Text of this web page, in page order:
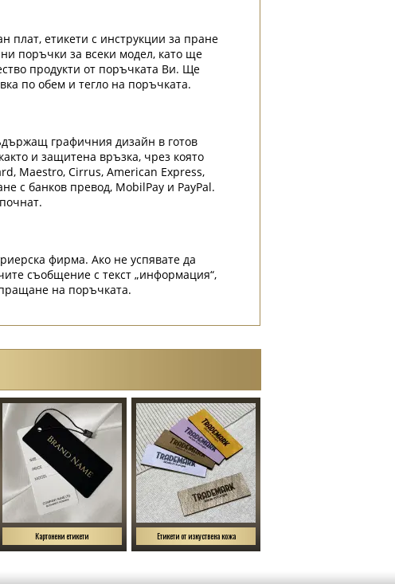
плат, етикети с инструкции за пране
поръчки за всеки модел, като ще
продукти от поръчката Ви. Ще
по обем и тегло на поръчката.
графичния дизайн в готов
и защитена връзка, чрез която
Maestro, Cirrus, American Express,
с банков превод, MobilPay и PayPal.
фирма. Ако не успявате да
съобщение с текст „информация“,
на поръчката.
Картонени етикети Етикети от изкуствена кожа